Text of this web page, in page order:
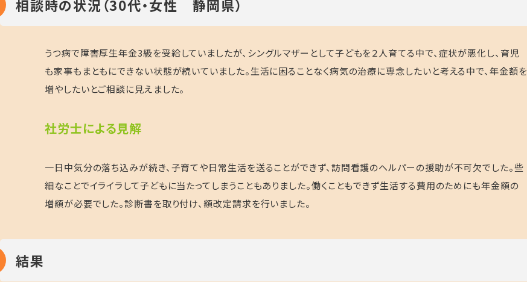
相談時の状況（30代・女性 静岡県）
うつ病で障害厚生年金3級を受給していましたが、シングルマザーとして子どもを２人育てる中で、症状が悪化し、育児
も家事もまともにできない状態が続いていました。生活に困ることなく病気の治療に専念したいと考える中で、年金額を
増やしたいとご相談に見えました。
社労士による見解
一日中気分の落ち込みが続き、子育てや日常生活を送ることができず、訪問看護のヘルパーの援助が不可欠でした。些
細なことでイライラして子どもに当たってしまうこともありました。働くこともできず生活する費用のためにも年金額の
増額が必要でした。診断書を取り付け、額改定請求を行いました。
結果